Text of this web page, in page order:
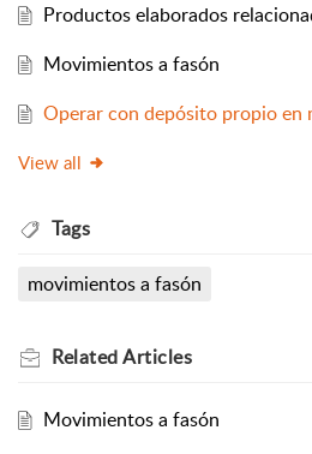
Productos elaborados
Movimientos a fasón
Operar con depósito propio en
View all
Tags
movimientos a fasón
RelatedArticles
Movimientos a fasón